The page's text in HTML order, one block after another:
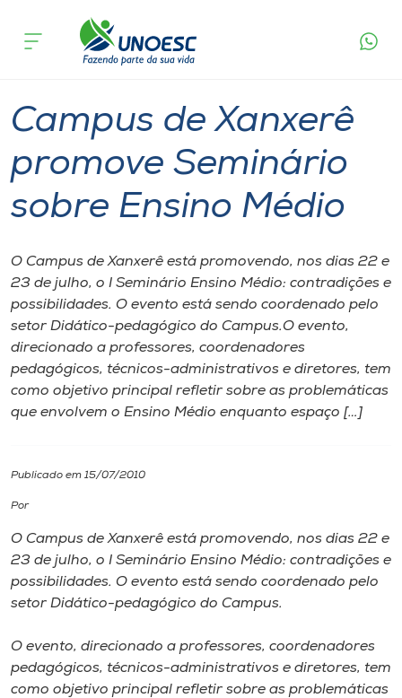
Cursos
Atendimento ao Estudante
Portal de Ensino
A
Internacionalização
Cultura
CPA
Biblioteca
acontece
Campus de Xanxerê
promove Seminário
sobre Ensino Médio
O Campus de Xanxerê está promovendo, nos dias 22 e
23 de julho, o I Seminário Ensino Médio: contradições e
possibilidades. O evento está sendo coordenado pelo
setor Didático-pedagógico do Campus.O evento,
direcionado a professores, coordenadores
pedagógicos, técnicos-administrativos e diretores, tem
como objetivo principal refletir sobre as problemáticas
que envolvem o Ensino Médio enquanto espaço […]
Publicado em 15/07/2010
Por
O Campus de Xanxerê está promovendo, nos dias 22 e
23 de julho, o I Seminário Ensino Médio: contradições e
possibilidades. O evento está sendo coordenado pelo
setor Didático-pedagógico do Campus.
O evento, direcionado a professores, coordenadores
pedagógicos, técnicos-administrativos e diretores, tem
como objetivo principal refletir sobre as problemáticas